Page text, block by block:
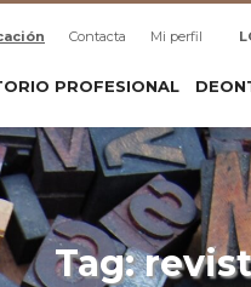
Contacta Mi perfil
PROFESIONAL
Tag: